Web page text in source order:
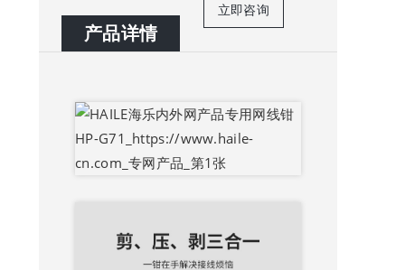
立即咨询
产品详情